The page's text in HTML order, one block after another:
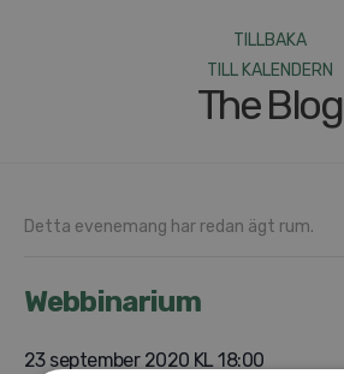
TILLBAKA
TILL KALENDERN
The Blog
Detta evenemang har redan ägt rum.
Webbinarium
23 september 2020 KL 18:00